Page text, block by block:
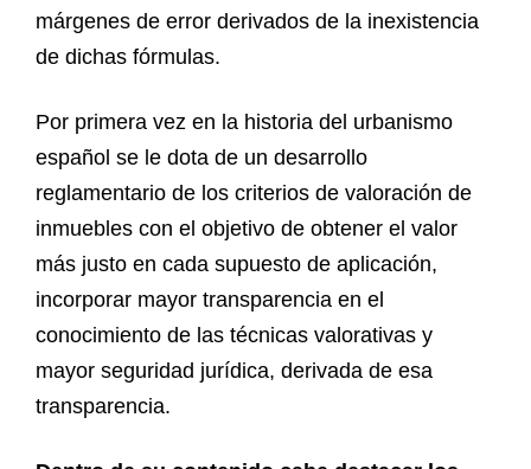
márgenes de error derivados de la inexistencia
de dichas fórmulas.
Por primera vez en la historia del urbanismo
español se le dota de un desarrollo
reglamentario de los criterios de valoración de
inmuebles con el objetivo de obtener el valor
más justo en cada supuesto de aplicación,
incorporar mayor transparencia en el
conocimiento de las técnicas valorativas y
mayor seguridad jurídica, derivada de esa
transparencia.